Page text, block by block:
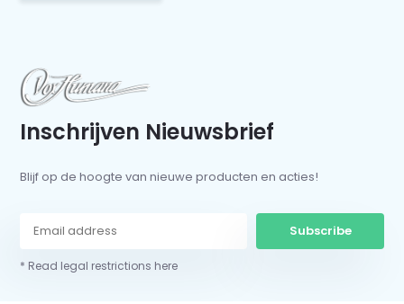
Inschrijven Nieuwsbrief
Blijf op de hoogte van nieuwe producten en acties!
Subscribe
* Read legal restrictions here